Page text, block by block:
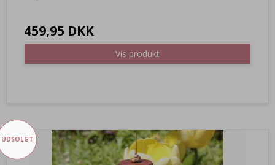
459,95 DKK
Vis produkt
UDSOLGT